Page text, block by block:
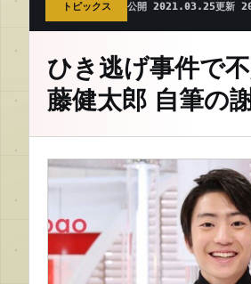
トピックス 公開 2021.03.25更新
ひき逃げ事件で
藤健太郎 自筆の